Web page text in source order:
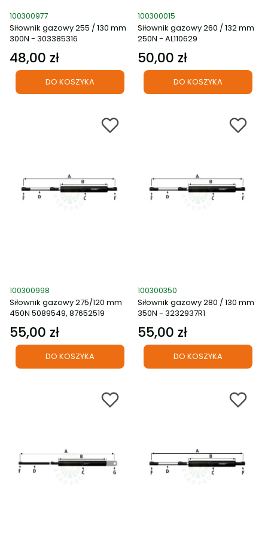
Kod produktu
100300977
Siłownik gazowy 255 / 130 mm
300N - 303385316
Cena
48,00 zł
DO KOSZYKA
Kod produktu
100300015
Siłownik gazowy 260 / 132 mm
250N - AL110629
Cena
50,00 zł
DO KOSZYKA
Kod produktu
100300998
Siłownik gazowy 275/120 mm
450N 5089549, 87652519
Cena
55,00 zł
DO KOSZYKA
Kod produktu
100300350
Siłownik gazowy 280 / 130 mm
350N - 3232937R1
Cena
55,00 zł
DO KOSZYKA